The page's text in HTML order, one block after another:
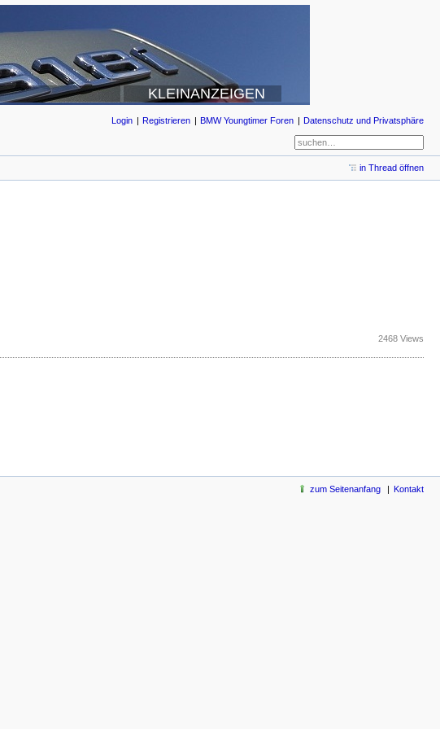
KLEINANZEIGEN
Login Registrieren BMW Youngtimer Foren Datenschutz und Privatsphäre
in Thread öffnen
2468 Views
zum Seitenanfang Kontakt